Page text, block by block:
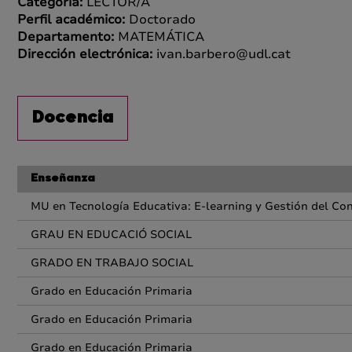
Perfil académico: Doctorado
Departamento: MATEMÁTICA
Dirección electrónica: ivan.barbero@udl.cat
Docencia
Enseñanza
MU en Tecnología Educativa: E-learning y Gestión del
GRAU EN EDUCACIÓ SOCIAL
GRADO EN TRABAJO SOCIAL
Grado en Educación Primaria
Grado en Educación Primaria
Grado en Educación Primaria